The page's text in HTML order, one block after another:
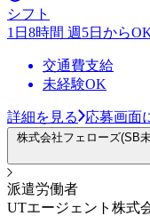
シフト
1日8時間 週5日から
交通費支給
未経験OK
詳細を見る 応募画面
株式会社フェローズ(SB
派遣労働者
UTエージェント株式